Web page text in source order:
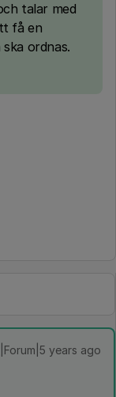
talar med
få en
ordnas.
years ago